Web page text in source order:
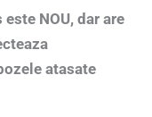
NOU, dar are
atasate